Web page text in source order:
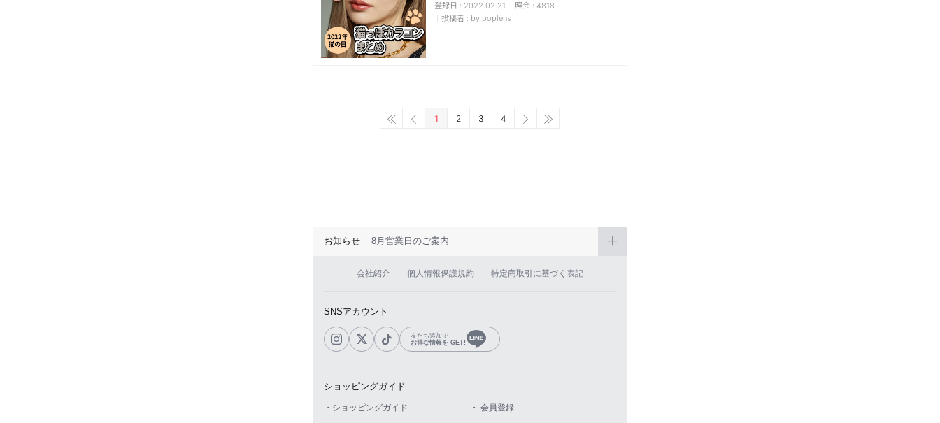
2022.02.21
4818
by poplens
1 2 3 4
お知らせ 8月営業日のご案内
会社紹介 個人情報保護規約 特定商取引に基づく表記
SNSアカウント
友だち追加で
お得な情報を GET!
ショッピングガイド
・ショッピングガイド ・ 会員登録